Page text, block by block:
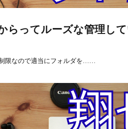
らってルーズな管理し
限なので適当にフォルダを……